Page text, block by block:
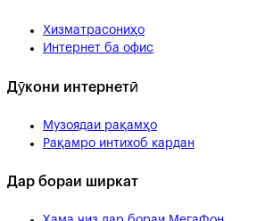
Хизматрасониҳо
Интернет ба офис
Дӯкони интернетӣ
Музоядаи рақамҳо
Рақамро интихоб кардан
Дар бораи ширкат